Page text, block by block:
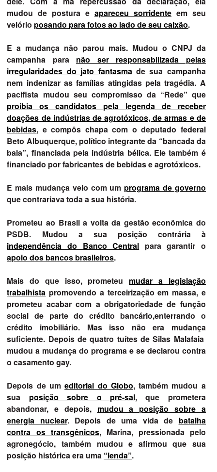
mudou de postura eapareceu sorridenteem seu
velório posando para fotos ao lado de seu caixão.
E a mudança não parou mais. Mudou o CNPJ da
campanha para não ser responsabilizada pelas
irregularidades do jato fantasmade sua campanha
nem indenizar as famílias atingidas pela tragédia. A
pacifista mudou seu compromisso da “Rede” que
proibia os candidatos pela legenda de receber
doações de indústrias de agrotóxicos, de armas e de
bebidas, e compôs chapa com o deputado federal
Beto Albuquerque, político integrante da “bancada da
bala”, financiada pela indústria bélica. Ele também é
financiado por fabricantes de bebidas e agrotóxicos.
E mais mudança veio com um programa de governo
que contrariava toda a sua história.
Prometeu ao Brasil a volta da gestão econômica do
PSDB. Mudou a sua posição contrária à
independência do Banco Central para garantir o
apoio dos bancos brasileiros.
Mais do que isso, prometeu mudar a legislação
trabalhista promovendo a terceirização em massa, e
prometeu acabar com a obrigatoriedade de função
social de parte do crédito bancário,enterrando o
crédito imobiliário. Mas isso não era mudança
suficiente. Depois de quatro tuítes de Silas Malafaia
mudou a mudança do programa e se declarou contra
o casamento gay.
Depois de umeditorial do Globo, também mudou a
sua posição sobre o pré-sal, que prometera
abandonar, e depois, mudou a posição sobre a
energia nuclear. Depois de uma vida de batalha
contra os transgênicos, Marina, pressionada pelo
agronegócio, também mudou e afirmou que sua
posição histórica era uma “lenda”.